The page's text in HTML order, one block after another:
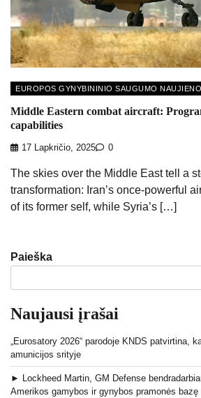
EUROPOS GYNYBININIO SAUGUMO
Middle Eastern combat aircraft:
capabilities
17 Lapkričio, 2025 0
The skies over the Middle East tell a
transformation: Iran’s once-powerful
of its former self, while Syria’s […]
Paieška
Naujausi įrašai
„Eurosatory 2026“ parodoje KNDS patvirtina,
amunicijos srityje
► Lockheed Martin, GM Defense
Amerikos gamybos ir gynybos pramonės bazę